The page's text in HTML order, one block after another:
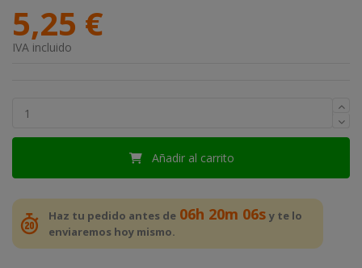
5,25 €
IVA incluido
Añadir al carrito
Haz tu pedido antes de 06h 20m 06s y te lo
enviaremos hoy mismo.